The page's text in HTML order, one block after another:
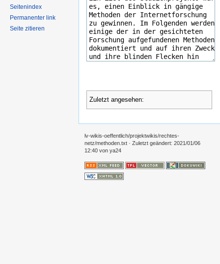
Zuletzt angesehen:
Seitenindex
Permanenter link
Seite zitieren
lv-wikis-oeffentlich/projektwikis/rechtes-
netz/methoden.txt · Zuletzt geändert: 2021/01/06
12:40 von ya24